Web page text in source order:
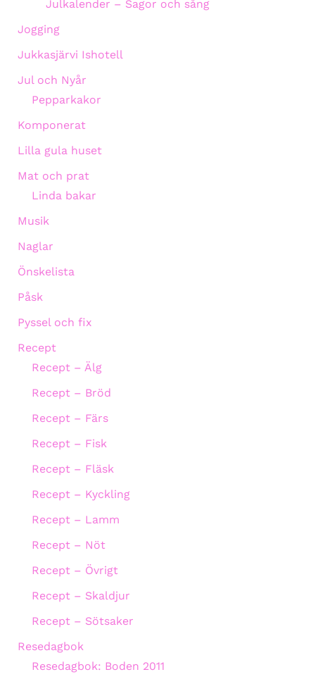
Julkalender – Sagor och sång
Jogging
Jukkasjärvi Ishotell
Jul och Nyår
Pepparkakor
Komponerat
Lilla gula huset
Mat och prat
Linda bakar
Musik
Naglar
Önskelista
Påsk
Pyssel och fix
Recept
Recept – Älg
Recept – Bröd
Recept – Färs
Recept – Fisk
Recept – Fläsk
Recept – Kyckling
Recept – Lamm
Recept – Nöt
Recept – Övrigt
Recept – Skaldjur
Recept – Sötsaker
Resedagbok
Resedagbok: Boden 2011